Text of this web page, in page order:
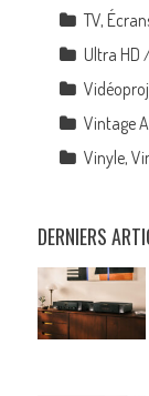
TV,
Ultra HD
Vintage
Vinyle,
DERNIERS